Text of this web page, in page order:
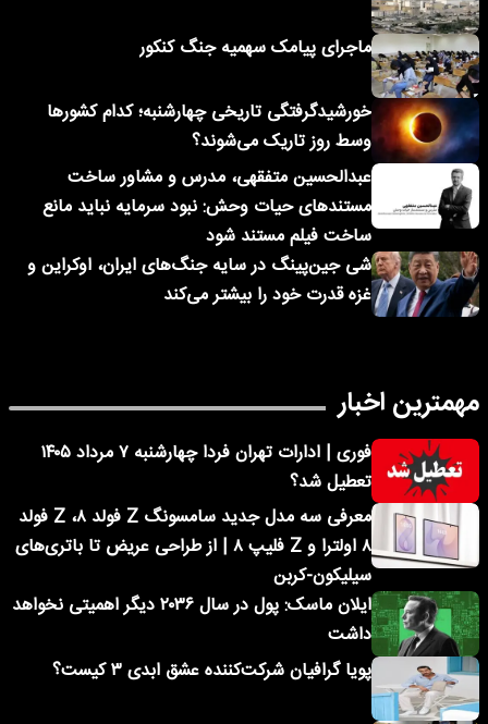
ماجرای پیامک‌ سهمیه جنگ کنکور
خورشیدگرفتگی تاریخی چهارشنبه؛ کدام کشورها
وسط روز تاریک می‌شوند؟
عبدالحسین متفقهی، مدرس و مشاور ساخت
مستندهای حیات وحش: نبود سرمایه نباید مانع
ساخت فیلم مستند شود
شی جین‌پینگ در سایه جنگ‌های ایران، اوکراین و
غزه قدرت خود را بیشتر می‌کند
مهمترین اخبار
فوری | ادارات تهران فردا چهارشنبه ۷ مرداد ۱۴۰۵
تعطیل شد؟
معرفی سه مدل جدید سامسونگ Z فولد ۸، Z فولد
۸ اولترا و Z فلیپ ۸ | از طراحی عریض تا باتری‌های
سیلیکون-کربن
ایلان ماسک: پول در سال ۲۰۳۶ دیگر اهمیتی نخواهد
داشت
پویا گرافیان شرکت‌کننده عشق ابدی ۳ کیست؟